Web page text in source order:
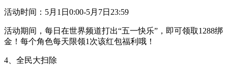
活动时间：5月1日0:00-5月7日23:59
活动期间，每日在世界频道打出“五一快乐”，即可领取1288绑
金！每个角色每天限领1次该红包福利哦！
4、全民大扫除